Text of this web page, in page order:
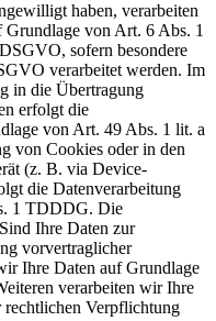
haben, verarbeiten
Grundlage von Art. 6 Abs. 1
sofern besondere
verarbeitet werden. Im
in die Übertragung
erfolgt die
von Art. 49 Abs. 1 lit. a
von Cookies oder in den
(z. B. via Device-
die Datenverarbeitung
1 TDDDG. Die
Ihre Daten zur
vorvertraglicher
Ihre Daten auf Grundlage
verarbeiten wir Ihre
rechtlichen Verpflichtung